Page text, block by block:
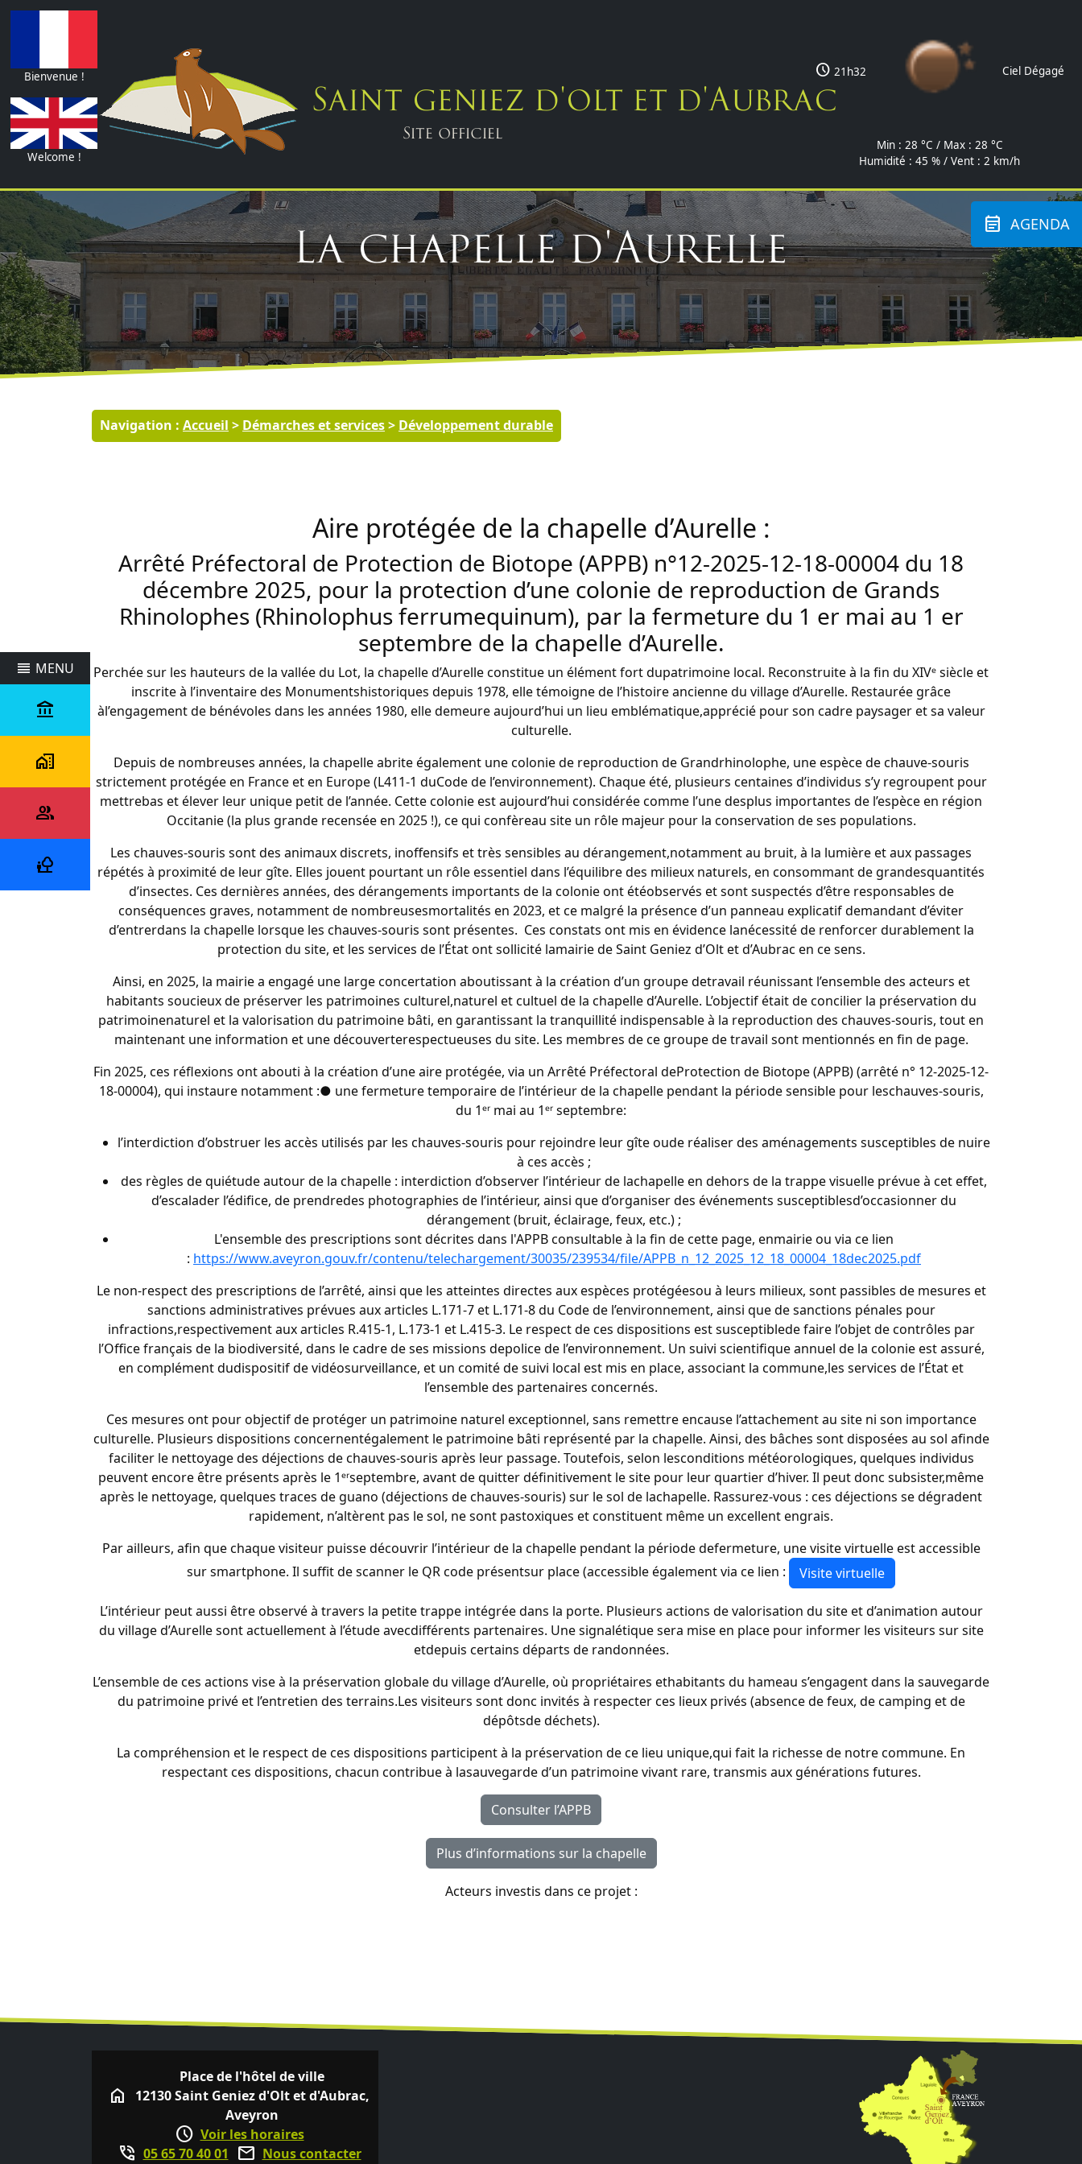
Bienvenue !
Welcome !
Saint geniez d'olt et d'Aubrac
Site officiel
schedule 21h32 Ciel Dégagé
Min : 28 °C / Max : 28 °C
Humidité : 45 % / Vent : 2 km/h
reorder MENU
account_balance Commune
maps_home_work
au
quotidien
people_alt
et
nature_people Tourisme
et
manifestation
event_note AGENDA
La chapelle d'Aurelle
Navigation : Accueil > Démarches et services> Développement durable
Aire protégée de la chapelle d’Aurelle :
Arrêté Préfectoral de Protection de Biotope (APPB) n°12-2025-12-18-00004 du 18
décembre 2025, pour la protection d’une colonie de reproduction de Grands
Rhinolophes (Rhinolophus ferrumequinum), par la fermeture du 1 er mai au 1 er
septembre de la chapelle d’Aurelle.
Perchée sur les hauteurs de la vallée du Lot, la chapelle d’Aurelle constitue un élément fort dupatrimoine local. Reconstruite à la fin du XIVᵉ siècle et
inscrite à l’inventaire des Monumentshistoriques depuis 1978, elle témoigne de l’histoire ancienne du village d’Aurelle. Restaurée grâce
àl’engagement de bénévoles dans les années 1980, elle demeure aujourd’hui un lieu emblématique,apprécié pour son cadre paysager et sa valeur
culturelle.
Depuis de nombreuses années, la chapelle abrite également une colonie de reproduction de Grandrhinolophe, une espèce de chauve-souris
strictement protégée en France et en Europe (L411-1 duCode de l’environnement). Chaque été, plusieurs centaines d’individus s’y regroupent pour
mettrebas et élever leur unique petit de l’année. Cette colonie est aujourd’hui considérée comme l’une desplus importantes de l’espèce en région
Occitanie (la plus grande recensée en 2025 !), ce qui confèreau site un rôle majeur pour la conservation de ses populations.
Les chauves-souris sont des animaux discrets, inoffensifs et très sensibles au dérangement,notamment au bruit, à la lumière et aux passages
répétés à proximité de leur gîte. Elles jouent pourtant un rôle essentiel dans l’équilibre des milieux naturels, en consommant de grandesquantités
d’insectes. Ces dernières années, des dérangements importants de la colonie ont étéobservés et sont suspectés d’être responsables de
conséquences graves, notamment de nombreusesmortalités en 2023, et ce malgré la présence d’un panneau explicatif demandant d’éviter
d’entrerdans la chapelle lorsque les chauves-souris sont présentes. Ces constats ont mis en évidence lanécessité de renforcer durablement la
protection du site, et les services de l’État ont sollicité lamairie de Saint Geniez d’Olt et d’Aubrac en ce sens.
Ainsi, en 2025, la mairie a engagé une large concertation aboutissant à la création d’un groupe detravail réunissant l’ensemble des acteurs et
habitants soucieux de préserver les patrimoines culturel,naturel et cultuel de la chapelle d’Aurelle. L’objectif était de concilier la préservation du
patrimoinenaturel et la valorisation du patrimoine bâti, en garantissant la tranquillité indispensable à la reproduction des chauves-souris, tout en
maintenant une information et une découverterespectueuses du site. Les membres de ce groupe de travail sont mentionnés en fin de page.
Fin 2025, ces réflexions ont abouti à la création d’une aire protégée, via un Arrêté Préfectoral deProtection de Biotope (APPB) (arrêté n° 12-2025-12-
18-00004), qui instaure notamment :● une fermeture temporaire de l’intérieur de la chapelle pendant la période sensible pour leschauves-souris,
du 1ᵉʳ mai au 1ᵉʳ septembre:
l’interdiction d’obstruer les accès utilisés par les chauves-souris pour rejoindre leur gîte oude réaliser des aménagements susceptibles de nuire
à ces accès ;
des règles de quiétude autour de la chapelle : interdiction d’observer l’intérieur de lachapelle en dehors de la trappe visuelle prévue à cet effet,
d’escalader l’édifice, de prendredes photographies de l’intérieur, ainsi que d’organiser des événements susceptiblesd’occasionner du
dérangement (bruit, éclairage, feux, etc.) ;
L'ensemble des prescriptions sont décrites dans l'APPB consultable à la fin de cette page, enmairie ou via ce lien
: https://www.aveyron.gouv.fr/contenu/telechargement/30035/239534/file/APPB_n_12_2025_12_18_00004_18dec2025.pdf
Le non-respect des prescriptions de l’arrêté, ainsi que les atteintes directes aux espèces protégéesou à leurs milieux, sont passibles de mesures et
sanctions administratives prévues aux articles L.171-7 et L.171-8 du Code de l’environnement, ainsi que de sanctions pénales pour
infractions,respectivement aux articles R.415-1, L.173-1 et L.415-3. Le respect de ces dispositions est susceptiblede faire l’objet de contrôles par
l’Office français de la biodiversité, dans le cadre de ses missions depolice de l’environnement. Un suivi scientifique annuel de la colonie est assuré,
en complément dudispositif de vidéosurveillance, et un comité de suivi local est mis en place, associant la commune,les services de l’État et
l’ensemble des partenaires concernés.
Ces mesures ont pour objectif de protéger un patrimoine naturel exceptionnel, sans remettre encause l’attachement au site ni son importance
culturelle. Plusieurs dispositions concernentégalement le patrimoine bâti représenté par la chapelle. Ainsi, des bâches sont disposées au sol afinde
faciliter le nettoyage des déjections de chauves-souris après leur passage. Toutefois, selon lesconditions météorologiques, quelques individus
peuvent encore être présents après le 1ᵉʳseptembre, avant de quitter définitivement le site pour leur quartier d’hiver. Il peut donc subsister,même
après le nettoyage, quelques traces de guano (déjections de chauves-souris) sur le sol de lachapelle. Rassurez-vous : ces déjections se dégradent
rapidement, n’altèrent pas le sol, ne sont pastoxiques et constituent même un excellent engrais.
Par ailleurs, afin que chaque visiteur puisse découvrir l’intérieur de la chapelle pendant la période defermeture, une visite virtuelle est accessible
sur smartphone. Il suffit de scanner le QR code présentsur place (accessible également via ce lien :
Visite virtuelle
L’intérieur peut aussi être observé à travers la petite trappe intégrée dans la porte. Plusieurs actions de valorisation du site et d’animation autour
du village d’Aurelle sont actuellement à l’étude avecdifférents partenaires. Une signalétique sera mise en place pour informer les visiteurs sur site
etdepuis certains départs de randonnées.
L’ensemble de ces actions vise à la préservation globale du village d’Aurelle, où propriétaires ethabitants du hameau s’engagent dans la sauvegarde
du patrimoine privé et l’entretien des terrains.Les visiteurs sont donc invités à respecter ces lieux privés (absence de feux, de camping et de
dépôtsde déchets).
La compréhension et le respect de ces dispositions participent à la préservation de ce lieu unique,qui fait la richesse de notre commune. En
respectant ces dispositions, chacun contribue à lasauvegarde d’un patrimoine vivant rare, transmis aux générations futures.
Consulter l’APPB
Plus d’informations sur la chapelle
Acteurs investis dans ce projet :
home
Place de l'hôtel de ville
12130 Saint Geniez d'Olt et d'Aubrac,
Aveyron
schedule Voir les horaires
phone_in_talk 05 65 70 40 01 mail Nous contacter